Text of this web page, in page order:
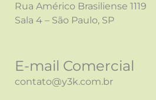
Rua Américo Brasiliense 1119
Sala 4 – São Paulo, SP
E-mail Comercial
contato@y3k.com.br